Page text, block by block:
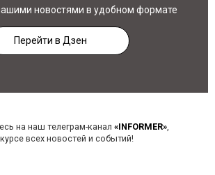
новостями в удобном формате
Перейти в Дзен
на наш телеграм-канал «INFORMER»,
всех новостей и событий!